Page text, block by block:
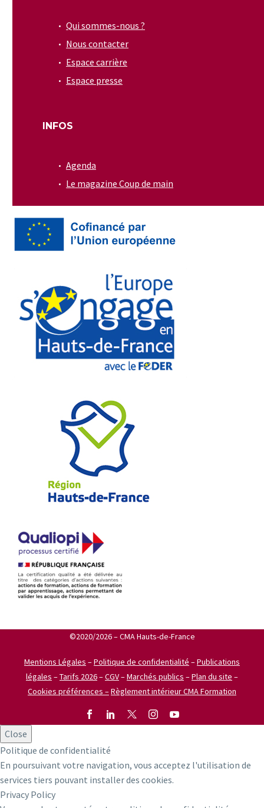
Qui sommes-nous ?
Nous contacter
Espace carrière
Espace presse
INFOS
Agenda
Le magazine Coup de main
©2020/2026 – CMA Hauts-de-France
Mentions Légales –Politique de confidentialité –Publications
légales –Tarifs 2026–CGV–Marchés publics –Plan du site –
Cookies préférences –Règlement intérieur CMA Formation
Close
Politique de confidentialité
En poursuivant votre navigation, vous acceptez l'utilisation de
services tiers pouvant installer des cookies.
Privacy Policy